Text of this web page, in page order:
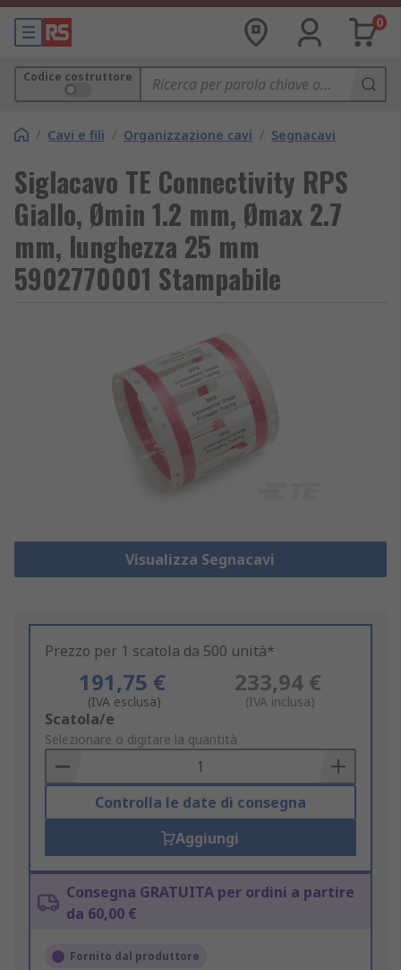
0
Codice costruttore
/ Cavi e fili / Organizzazione cavi / Segnacavi
Siglacavo TE Connectivity RPS
Giallo, Ømin 1.2 mm, Ømax 2.7
mm, lunghezza 25 mm
5902770001 Stampabile
Visualizza Segnacavi
Prezzo per 1 scatola da 500 unità*
191,75 €
(IVA esclusa)
233,94 €
(IVA inclusa)
Add
to
Basket
Scatola/e
Selezionare o digitare la quantità
Controlla le date di consegna
Aggiungi
Consegna GRATUITA per ordini a partire
da 60,00 €
Fornito dal produttore